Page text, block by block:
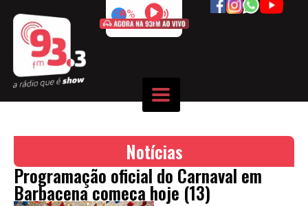
50%
Notícias
Programação oficial do Carnaval em
Barbacena começa hoje (13)